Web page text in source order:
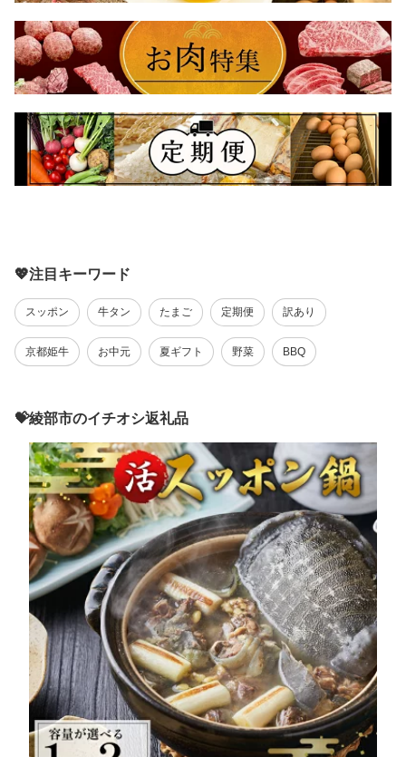
💖注目キーワード
スッポン 牛タン たまご 定期便 訳あり
京都姫牛 お中元 夏ギフト 野菜 BBQ
💝綾部市のイチオシ返礼品